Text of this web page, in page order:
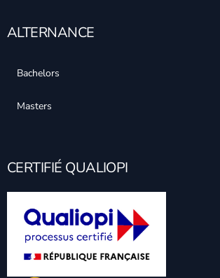
ALTERNANCE
Bachelors
Masters
CERTIFIÉ QUALIOPI